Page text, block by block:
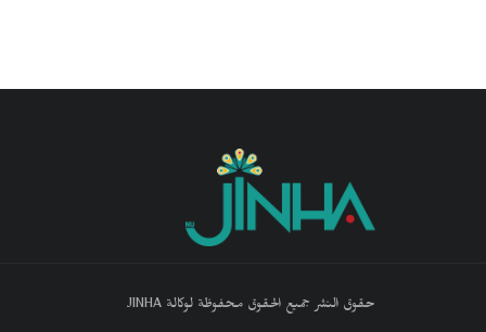
حقوق النشر جميع الحقوق محفوظة لوكالة JINHA